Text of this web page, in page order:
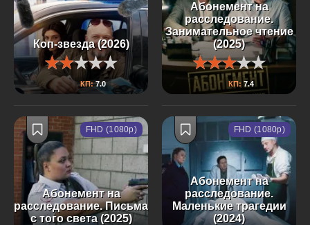
Коп-звезда (2026)
КП:7.0
Абонемент на
расследование.
Занимательное чтение
(2025)
КП: 7.4
Абонемент на
расследование. Письма
с того света (2025)
FHD (1080p)
Абонемент на
расследование.
Маленькие трагедии
(2024)
FHD (1080p)